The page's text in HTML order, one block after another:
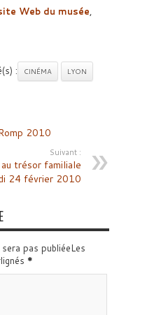
Web du musée,
: CINÉMA
LYON
2010
Suivant :
trésor familiale
24 février 2010
pas publiéeLes
*